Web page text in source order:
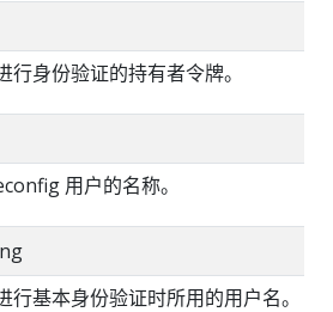
行身份验证的持有者令牌。
用户的名称。
行基本身份验证时所用的用户名。